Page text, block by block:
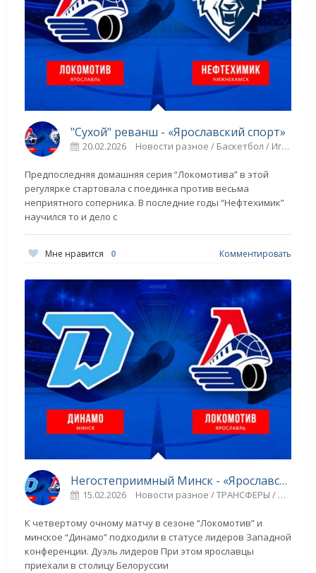
"Сухой" реванш - «Ярославский спорт»
20.02.2026 Новости разное / Баскетбол / Игровые виды спорта / Плавание / ТЕННИС / Спорт / ВЕЛОСПОРТ / Прыжки в воду / ХОККЕЙ / ГОЛЬФ / Другие виды спорта / Видео новости
Предпоследняя домашняя серия “Локомотива” в этой
регулярке стартовала с поединка против весьма
неприятного соперника. В последние годы “Нефтехимик”
научился то и дело с
Мне нравится 0 Комментировать
Негостеприимный Минск - «Ярославский спорт»
15.02.2026 Новости разное / ТРАНСФЕРЫ / Другие виды спорта / Прыжки в воду / ГОЛЬФ / ТЕННИС / Плавание / Видео новости / ЛИГА ЧЕМПИОНОВ / Коньки / Спорт
К четвертому очному матчу в сезоне “Локомотив” и
минское “Динамо” подходили в статусе лидеров Западной
конференции. Дуэль лидеров При этом ярославцы
приехали в столицу Белоруссии